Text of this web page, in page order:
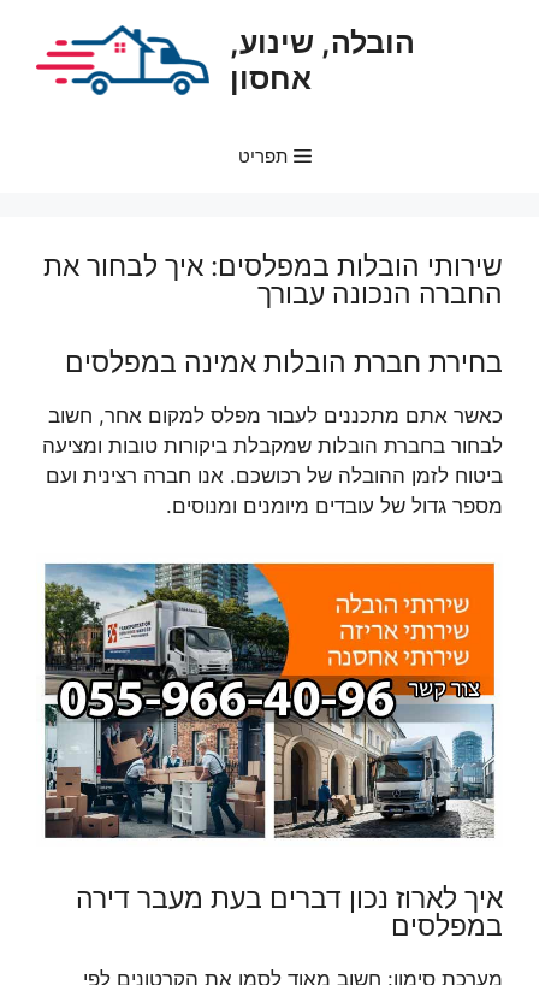
הובלה, שינוע,
אחסון
תפריט
שירותי הובלות במפלסים: איך לבחור את
החברה הנכונה עבורך
בחירת חברת הובלות אמינה במפלסים
כאשר אתם מתכננים לעבור מפלס למקום אחר, חשוב
לבחור בחברת הובלות שמקבלת ביקורות טובות ומציעה
ביטוח לזמן ההובלה של רכושכם. אנו חברה רצינית ועם
מספר גדול של עובדים מיומנים ומנוסים.
איך לארוז נכון דברים בעת מעבר דירה
במפלסים
מערכת סימון: חשוב מאוד לסמן את הקרטונים לפי